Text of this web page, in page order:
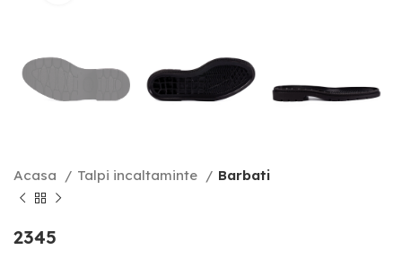
Acasa Talpi incaltaminte Barbati
2345